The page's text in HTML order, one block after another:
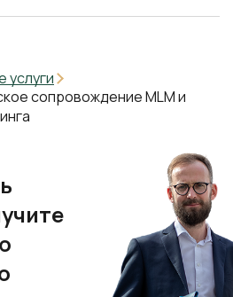
услуги
сопровождение MLM и